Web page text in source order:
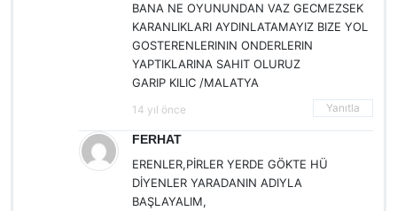
BANA NE OYUNUNDAN VAZ GECMEZSEK
KARANLIKLARI AYDINLATAMAYIZ BIZE YOL
GOSTERENLERININ ONDERLERIN
YAPTIKLARINA SAHIT OLURUZ
GARIP KILIC /MALATYA
14 yıl önce Yanıtla
FERHAT
ERENLER,PİRLER YERDE GÖKTE HÜ
DİYENLER YARADANIN ADIYLA
BAŞLAYALIM,